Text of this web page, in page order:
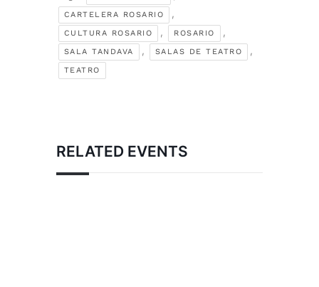
CARTELERA ROSARIO ,
CULTURA ROSARIO , ROSARIO ,
SALA TANDAVA , SALAS DE TEATRO ,
TEATRO
RELATED EVENTS